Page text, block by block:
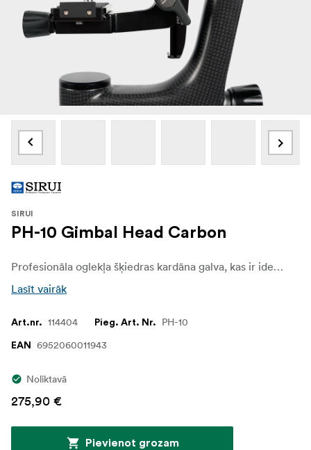
SIRUI
PH-10 Gimbal Head Carbon
Profesionāla oglekļa šķiedras kardāna galva, kas ir ideāli piemērota fotografēšanai ar gariem un smagiem telefoto objektīviem.
Lasīt vairāk
Art.nr. 114404 Pieg. Art. Nr. PH-10
EAN 6952060011943
Noliktavā
275,90 €
Pievienot grozam